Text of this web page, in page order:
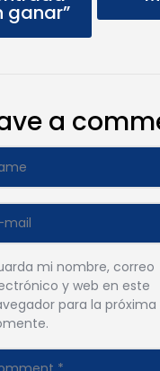
ganar”
a
mi nombre, correo
y web en este
para la próxima